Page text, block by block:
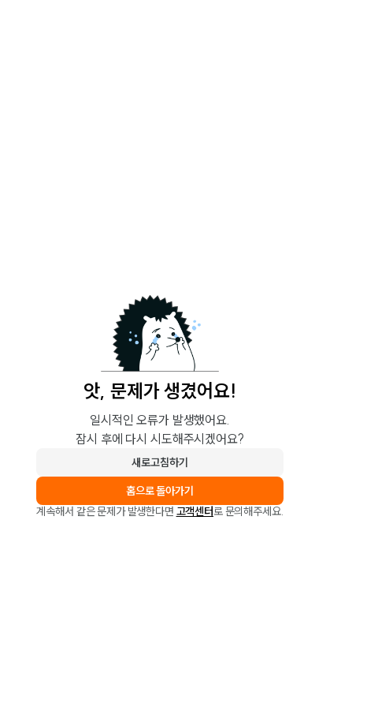
앗, 문제가 생겼어요!
일시적인 오류가 발생했어요.
잠시 후에 다시 시도해주시겠어요?
새로고침하기
홈으로 돌아가기
계속해서 같은 문제가 발생한다면 고객센터로 문의해주세요.